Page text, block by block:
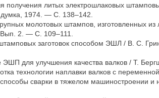
получения литых электрошлаковых
1974. — С. 138–142.
молотовых штампов,
2. — С. 109–111.
заготовок способом ЭШЛ / В. С.
ЭШП для улучшения качества валков / Т.
технологии наплавки валков с
сварки в тяжелом машиностроении